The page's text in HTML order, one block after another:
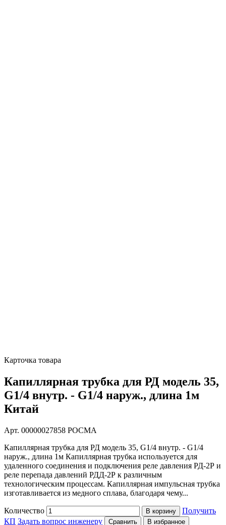
Карточка товара
Капиллярная трубка для РД модель 35,
G1/4 внутр. - G1/4 наруж., длина 1м
Китай
Арт. 00000027858 РОСМА
Капиллярная трубка для РД модель 35, G1/4 внутр. - G1/4
наруж., длина 1м Капиллярная трубка используется для
удаленного соединения и подключения реле давления РД-2Р и
реле перепада давлений РДД-2Р к различным
технологическим процессам. Капиллярная импульсная трубка
изготавливается из медного сплава, благодаря чему...
Количество В корзину
Получить
КП Задать вопрос инженеру Сравнить В избранное